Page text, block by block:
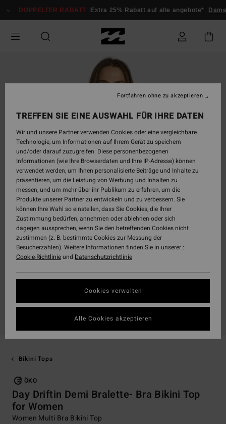
zur
springen
DOPPELTER RABATT Extra 25% Rabatt auf alle angebote* Damen
Bikini Tops
ÖKO
Day Driftin Demi Bralette- Bra Bikini Top
for Women
Women Multi Bra Bikini Top
TREFFEN SIE EINE AUSWAHL FÜR IHRE DATEN
Wir und unsere Partner verwenden Cookies oder eine vergleichbare
Technologie, um Informationen auf Ihrem Gerät zu speichern
und/oder darauf zuzugreifen. Diese personenbezogenen
Informationen (wie Ihre Browserdaten und Ihre IP-Adresse) können
verwendet werden, um Ihnen personalisierte Beiträge und Inhalte zu
präsentieren, um die Leistung von Werbung und Inhalten zu
messen, und um mehr über ihr Publikum zu erfahren, um die
Produkte unserer Partner zu entwickeln und zu verbessern. Sie
können Ihre Wahl so einstellen, dass Sie Cookies, die Ihrer
Zustimmung bedürfen, annehmen oder ablehnen oder sich
dagegen aussprechen, wenn Sie den betreffenden Cookies nicht
zustimmen (z. B. bestimmte Cookies zur Messung der
Besucherzahlen). Weitere Informationen finden Sie in unserer :
Cookie-Richtlinieund Datenschutzrichtlinie
Cookies verwalten
Fortfahren ohne zu akzeptieren
Alle Cookies akzeptieren